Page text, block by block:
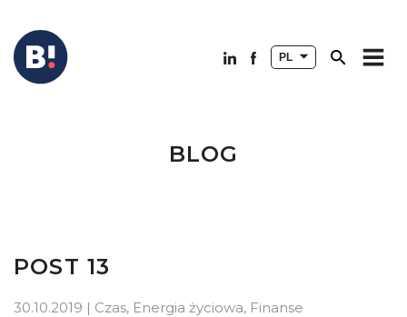
PL
BLOG
POST 13
30.10.2019 | Czas, Energia życiowa, Finanse